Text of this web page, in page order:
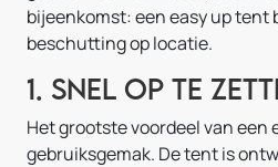
bijeenkomst: een easy up tent
beschutting op locatie.
1. Snel op te
Het grootste voordeel van een
gebruiksgemak. De tent is